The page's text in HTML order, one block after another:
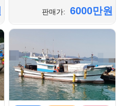
판매가: 6000만원